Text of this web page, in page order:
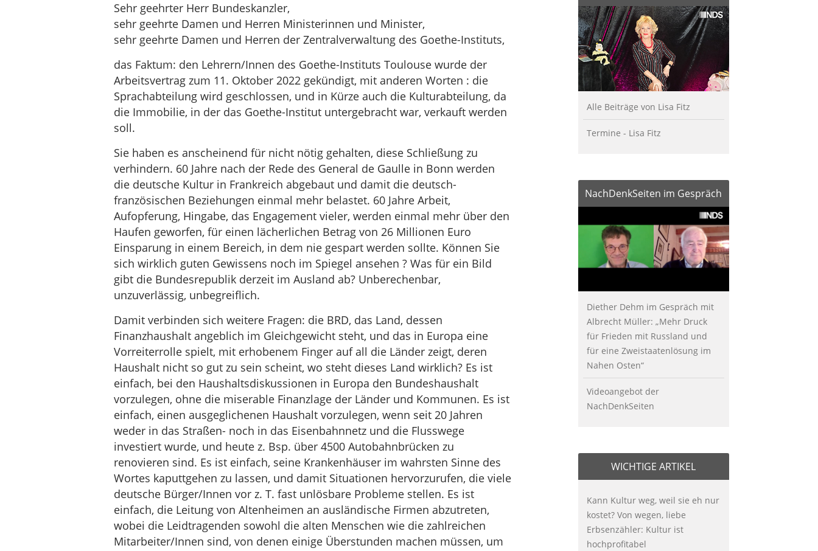
Sehr geehrter Herr Bundeskanzler,
sehr geehrte Damen und Herren Ministerinnen und Minister,
sehr geehrte Damen und Herren der Zentralverwaltung des Goethe-Instituts,
das Faktum: den Lehrern/Innen des Goethe-Instituts Toulouse wurde der
Arbeitsvertrag zum 11. Oktober 2022 gekündigt, mit anderen Worten : die
Sprachabteilung wird geschlossen, und in Kürze auch die Kulturabteilung, da
die Immobilie, in der das Goethe-Institut untergebracht war, verkauft werden
soll.
Sie haben es anscheinend für nicht nötig gehalten, diese Schließung zu
verhindern. 60 Jahre nach der Rede des General de Gaulle in Bonn werden
die deutsche Kultur in Frankreich abgebaut und damit die deutsch-
französischen Beziehungen einmal mehr belastet. 60 Jahre Arbeit,
Aufopferung, Hingabe, das Engagement vieler, werden einmal mehr über den
Haufen geworfen, für einen lächerlichen Betrag von 26 Millionen Euro
Einsparung in einem Bereich, in dem nie gespart werden sollte. Können Sie
sich wirklich guten Gewissens noch im Spiegel ansehen ? Was für ein Bild
gibt die Bundesrepublik derzeit im Ausland ab? Unberechenbar,
unzuverlässig, unbegreiflich.
Damit verbinden sich weitere Fragen: die BRD, das Land, dessen
Finanzhaushalt angeblich im Gleichgewicht steht, und das in Europa eine
Vorreiterrolle spielt, mit erhobenem Finger auf all die Länder zeigt, deren
Haushalt nicht so gut zu sein scheint, wo steht dieses Land wirklich? Es ist
einfach, bei den Haushaltsdiskussionen in Europa den Bundeshaushalt
vorzulegen, ohne die miserable Finanzlage der Länder und Kommunen. Es ist
einfach, einen ausgeglichenen Haushalt vorzulegen, wenn seit 20 Jahren
weder in das Straßen- noch in das Eisenbahnnetz und die Flusswege
investiert wurde, und heute z. Bsp. über 4500 Autobahnbrücken zu
renovieren sind. Es ist einfach, seine Krankenhäuser im wahrsten Sinne des
Wortes kaputtgehen zu lassen, und damit Situationen hervorzurufen, die viele
deutsche Bürger/Innen vor z. T. fast unlösbare Probleme stellen. Es ist
einfach, die Leitung von Altenheimen an ausländische Firmen abzutreten,
wobei die Leidtragenden sowohl die alten Menschen wie die zahlreichen
Mitarbeiter/Innen sind, von denen einige Überstunden machen müssen, um
Alle Beiträge von Lisa Fitz
Termine - Lisa Fitz
NachDenkSeiten im Gespräch
Diether Dehm im Gespräch mit
Albrecht Müller: „Mehr Druck
für Frieden mit Russland und
für eine Zweistaatenlösung im
Nahen Osten“
Videoangebot der
NachDenkSeiten
WICHTIGE ARTIKEL
Kann Kultur weg, weil sie eh nur
kostet? Von wegen, liebe
Erbsenzähler: Kultur ist
hochprofitabel